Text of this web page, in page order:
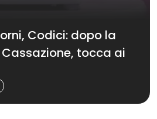
Codici: dopo la
tocca ai